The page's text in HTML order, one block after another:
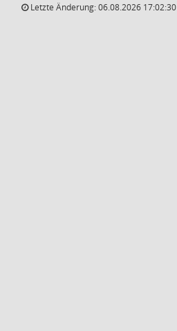
Letzte Änderung: 06.08.2026 17:02:30